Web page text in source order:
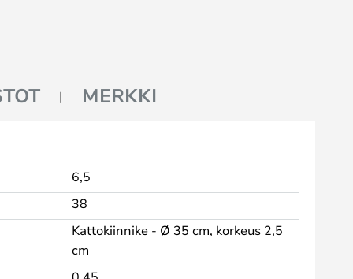
MERKKI
6,5
38
Kattokiinnike - Ø 35 cm, korkeus 2,5
cm